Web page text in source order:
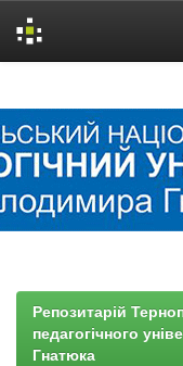
Репозитарій
педагогічного
Гнатюка